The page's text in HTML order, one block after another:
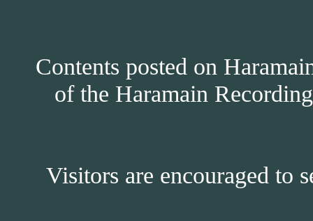
Contents posted on
of the Haramain
Visitors are encouraged to